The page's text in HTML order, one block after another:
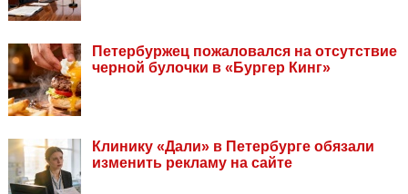
Петербуржец пожаловался на отсутствие
черной булочки в «Бургер Кинг»
Клинику «Дали» в Петербурге обязали
изменить рекламу на сайте